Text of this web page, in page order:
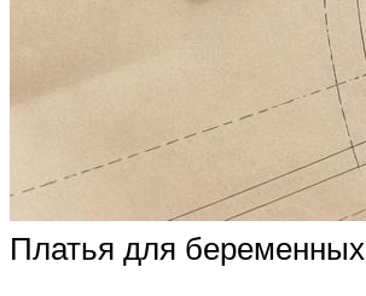
Платья для беременных